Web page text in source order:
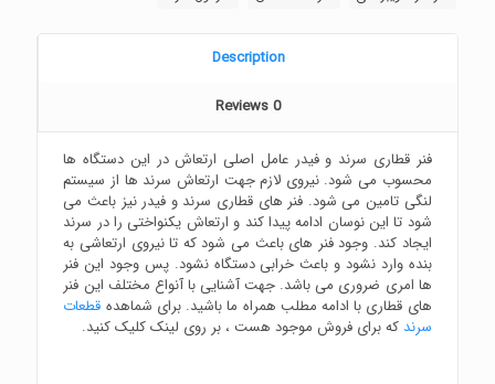
Description
Reviews0
فنر قطاری سرند و فیدر عامل اصلی ارتعاش در این دستگاه ها
محسوب می شود. نیروی لازم جهت ارتعاش سرند ها از سیستم
لنگی تامین می شود. فنر های قطاری سرند و فیدر نیز باعث می
شود تا این نوسان ادامه پیدا کند و ارتعاش یکنواختی را در سرند
ایجاد کند. وجود فنر های باعث می شود که تا نیروی ارتعاشی به
بنده وارد نشود و باعث خرابی دستگاه نشود. پس وجود این فنر
ها امری ضروری می باشد. جهت آشنایی با آنواع مختلف این فنر
های قطاری با ادامه مطلب همراه ما باشید. برای شماهده قطعات
سرند که برای فروش موجود هست ، بر روی لینک کلیک کنید.